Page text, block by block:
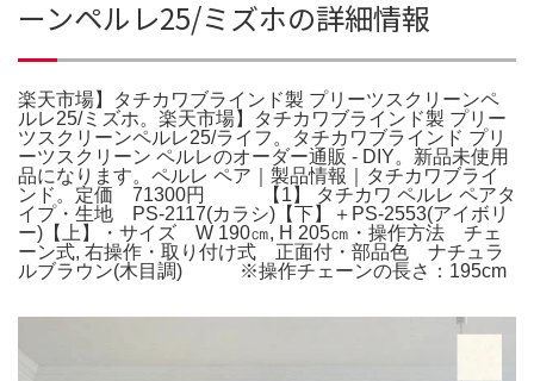
ーンペルレ25/ミズホの詳細情報
楽天市場】タチカワブラインド製 プリーツスクリーンペ
ルレ25/ミズホ。楽天市場】タチカワブラインド製 プリー
ツスクリーンペルレ25/ライフ。タチカワブラインド プリ
ーツスクリーン ペルレのオーダー通販 - DIY。新品未使用
品になります。ペルレ ペア｜製品情報｜タチカワブライ
ンド。定価 71300円 【1】 タチカワ ペルレ ペアタ
イプ・生地 PS-2117(カラシ)【下】＋PS-2553(アイボリ
ー)【上】・サイズ W 190㎝, H 205㎝・操作方法 チェ
ーン式, 右操作・取り付け式 正面付・部品色 ナチュラ
ルブラウン(木目調) ※操作チェーンの長さ：195cm